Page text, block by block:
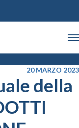
20 MARZO 2023
della